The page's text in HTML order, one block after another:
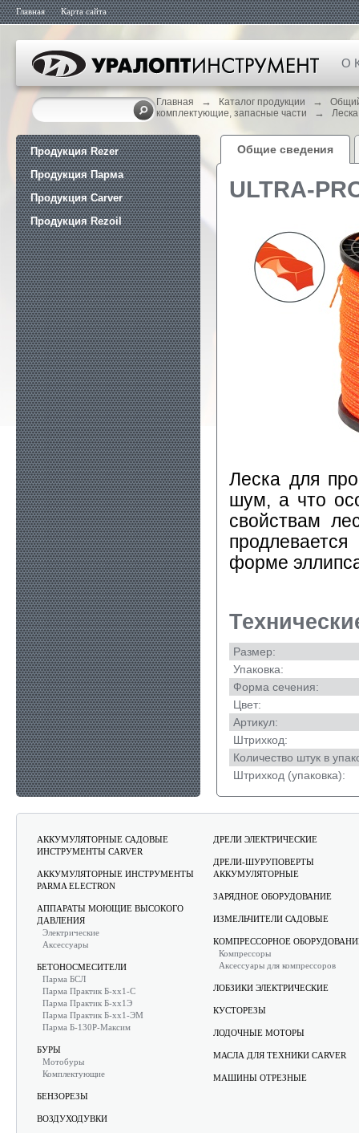
Главная Карта сайта
О
Главная → Каталог продукции →
комплектующие, запасные части
→
Продукция Rezer
Продукция Парма
Продукция Carver
Продукция Rezoil
Общие сведения
ULTRA-
Леска для
шум, а что
свойствам
форме
Размер:
Упаковка:
Форма сечения:
Цвет:
Артикул:
Штрихкод:
Количество штук в
Штрихкод (упаковка):
АККУМУЛЯТОРНЫЕ САДОВЫЕ
ИНСТРУМЕНТЫ CARVER
АККУМУЛЯТОРНЫЕ ИНСТРУМЕНТЫ
PARMA ELECTRON
АППАРАТЫ МОЮЩИЕ ВЫСОКОГО
ДАВЛЕНИЯ
Электрические
Аксессуары
БЕТОНОСМЕСИТЕЛИ
Парма БСЛ
Парма Практик Б-хх1-С
Парма Практик Б-хх1Э
Парма Практик Б-хх1-ЭМ
Парма Б-130Р-Максим
БУРЫ
Мотобуры
Комплектующие
БЕНЗОРЕЗЫ
ВОЗДУХОДУВКИ
ДРЕЛИ ЭЛЕКТРИЧЕСКИЕ
ДРЕЛИ-ШУРУПОВЕРТЫ
АККУМУЛЯТОРНЫЕ
ЗАРЯДНОЕ ОБОРУДОВАНИЕ
ИЗМЕЛЬЧИТЕЛИ САДОВЫЕ
КОМПРЕССОРНОЕ
Компрессоры
Аксессуары для компрессоров
ЛОБЗИКИ ЭЛЕКТРИЧЕСКИЕ
КУСТОРЕЗЫ
ЛОДОЧНЫЕ МОТОРЫ
МАСЛА ДЛЯ ТЕХНИКИ CARVER
МАШИНЫ ОТРЕЗНЫЕ